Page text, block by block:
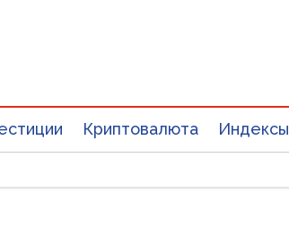
Криптовалюта Индексы